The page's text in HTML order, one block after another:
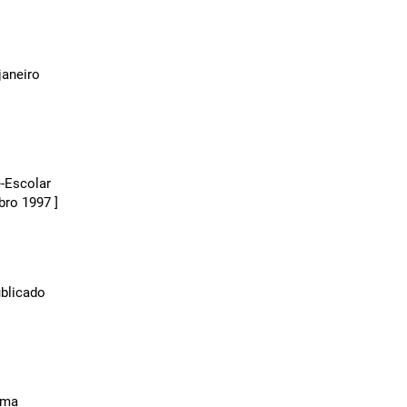
Escolar
1997 ]